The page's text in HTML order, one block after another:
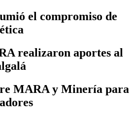
el compromiso de
realizaron aportes al
MARA y Minería para